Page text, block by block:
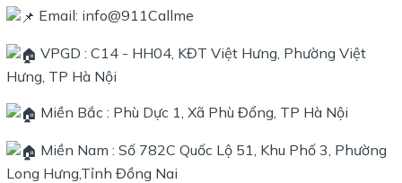
Email: info@911Callme
VPGD : C14 - HH04, KĐT Việt Hưng, Phường Việt
Hưng, TP Hà Nội
Miền Bắc : Phù Dực 1, Xã Phù Đổng, TP Hà Nội
Miền Nam : Số 782C Quốc Lộ 51, Khu Phố 3, Phường
Long Hưng,Tỉnh Đồng Nai